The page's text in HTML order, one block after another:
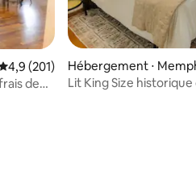
moyenne sur la base de
4,9 (201)
de
Hébergement ⋅
Lit King Size